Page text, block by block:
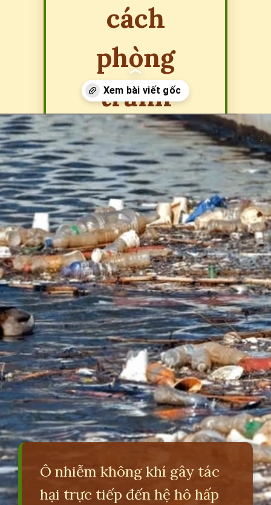
cách
phòng
tránh
hiệu quả
Đang mở https://erci.edu.vn/tac-hai-gay-o-nhiem-moi-truong
Ô nhiễm không khí gây tác
hại trực tiếp đến hệ hô hấp